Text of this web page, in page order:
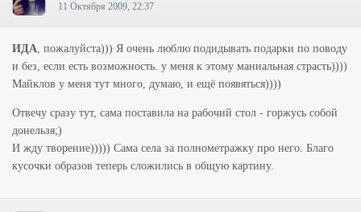
11 Октября 2009, 22:37
ИДА, пожалуйста))) Я очень люблю подидывать подарки по поводу
и без, если есть возможность. у меня к этому маниальная страсть))))
Майклов у меня тут много, думаю, и ещё появяться))))
Отвечу сразу тут, сама поставила на рабочий стол - горжусь собой
донельзя;)
И жду творение))))) Сама села за полнометражку про него. Благо
кусочки образов теперь сложились в общую картину.